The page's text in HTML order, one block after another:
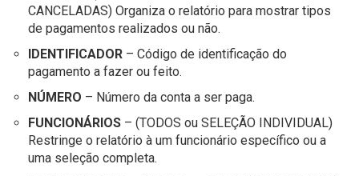
CANCELADAS) Organiza o relatório para mostrar tipos
de pagamentos realizados ou não.
IDENTIFICADOR – Código de identificação do
pagamento a fazer ou feito.
NÚMERO – Número da conta a ser paga.
FUNCIONÁRIOS – (TODOS ou SELEÇÃO INDIVIDUAL)
Restringe o relatório à um funcionário específico ou a
uma seleção completa.